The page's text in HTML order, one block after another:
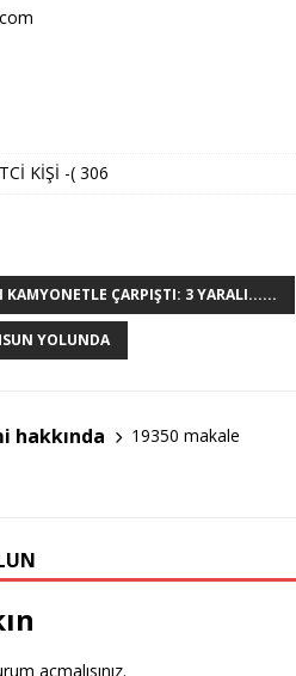
KİŞİ -( 306
KAMYONETLE ÇARPIŞTI: 3 YARALI......
YOLUNDA
hakkında
19350 makale
açmalısınız.